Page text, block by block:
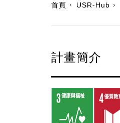
首頁 USR-Hub
計畫簡介